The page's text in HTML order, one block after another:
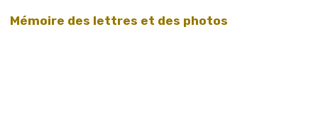
Mémoire des lettres et des photos